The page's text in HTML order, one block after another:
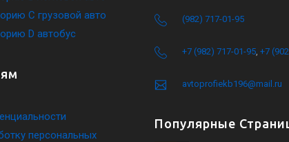
C грузовой авто
D автобус
персональных
(982) 717-01-95
+7 (982) 717-01-95 +7
avtoprofiekb196@mail.ru
Популярные